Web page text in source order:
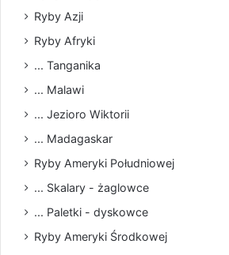
Ryby Azji
Ryby Afryki
... Tanganika
... Malawi
... Jezioro Wiktorii
... Madagaskar
Ryby Ameryki Południowej
... Skalary - żaglowce
... Paletki - dyskowce
Ryby Ameryki Środkowej